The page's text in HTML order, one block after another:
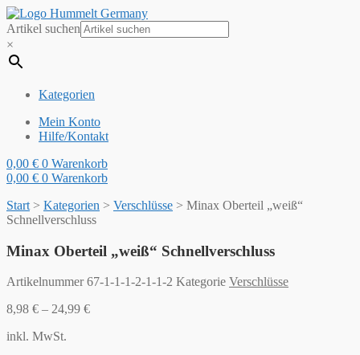
Artikel suchen
×
Kategorien
Mein Konto
Hilfe/Kontakt
0,00 € 0 Warenkorb
0,00 € 0 Warenkorb
Start > Kategorien > Verschlüsse > Minax Oberteil „weiß“
Schnellverschluss
Minax Oberteil „weiß“ Schnellverschluss
Artikelnummer67-1-1-1-2-1-1-2 Kategorie Verschlüsse
8,98 € – 24,99 €
inkl. MwSt.